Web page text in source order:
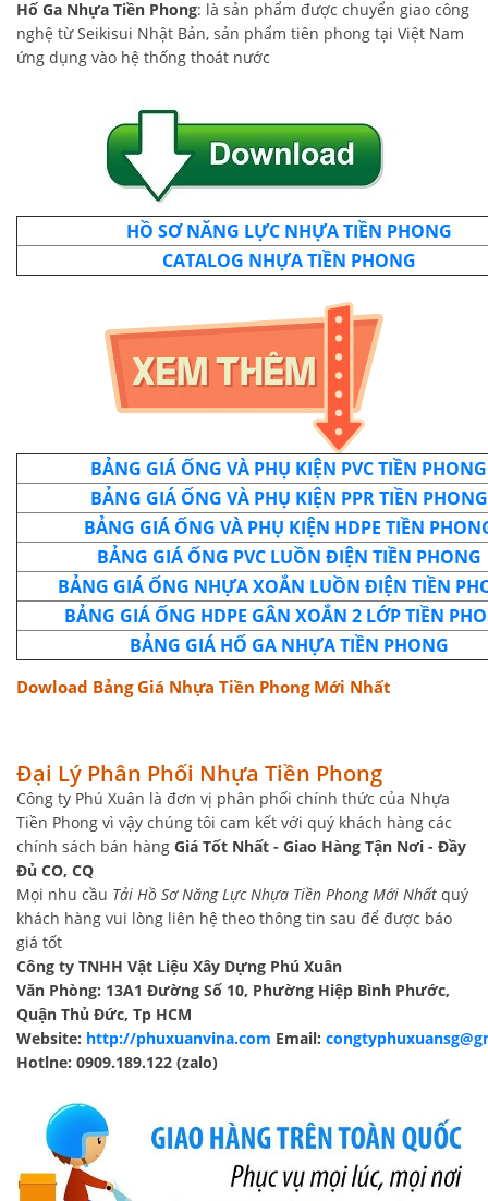
Hố Ga Nhựa Tiền Phong: là sản phẩm được chuyển giao công
nghệ từ Seikisui Nhật Bản, sản phẩm tiên phong tại Việt Nam
ứng dụng vào hệ thống thoát nước
HỒ SƠ NĂNG LỰC NHỰA TIỀN PHONG
CATALOG NHỰA TIỀN PHONG
Dowload Bảng Giá Nhựa Tiền Phong Mới Nhất
BẢNG GIÁ ỐNG VÀ PHỤ KIỆN PVC TIỀN PHONG
BẢNG GIÁ ỐNG VÀ PHỤ KIỆN PPR TIỀN PHONG
BẢNG GIÁ ỐNG VÀ PHỤ KIỆN HDPE TIỀN
BẢNG GIÁ ỐNG PVC LUỒN ĐIỆN TIỀN PHONG
BẢNG GIÁ ỐNG NHỰA XOẮN LUỒN ĐIỆN TIỀN
BẢNG GIÁ ỐNG HDPE GÂN XOẮN 2 LỚP TIỀN
BẢNG GIÁ HỐ GA NHỰA TIỀN PHONG
Đại Lý Phân Phối Nhựa Tiền Phong
Công ty Phú Xuân là đơn vị phân phối chính thức của Nhựa
Tiền Phong vì vậy chúng tôi cam kết với quý khách hàng các
chính sách bán hàng Giá Tốt Nhất - Giao Hàng Tận Nơi - Đầy
Đủ CO, CQ
Mọi nhu cầu Tải Hồ Sơ Năng Lực Nhựa Tiền Phong Mới Nhất quý
khách hàng vui lòng liên hệ theo thông tin sau để được báo
giá tốt
Công ty TNHH Vật Liệu Xây Dựng Phú Xuân
Văn Phòng: 13A1 Đường Số 10, Phường Hiệp Bình Phước,
Quận Thủ Đức, Tp HCM
Website: http://phuxuanvina.com Email:
Hotlne: 0909.189.122 (zalo)